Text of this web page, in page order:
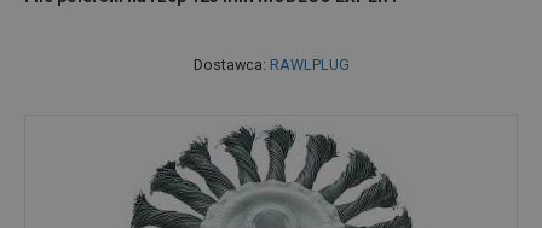
Dostawca: RAWLPLUG